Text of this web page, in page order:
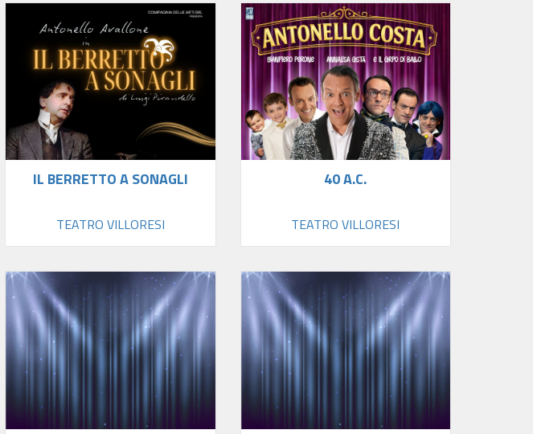
IL BERRETTO A SONAGLI
TEATRO VILLORESI
40 A.C.
TEATRO VILLORESI